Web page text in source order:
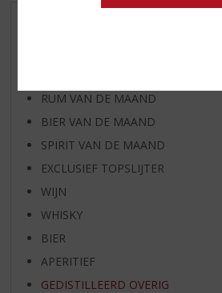
RUM VAN DE MAAND
BIER VAN DE MAAND
SPIRIT VAN DE MAAND
EXCLUSIEF TOPSLIJTER
WIJN
WHISKY
BIER
APERITIEF
GEDISTILLEERD OVERIG